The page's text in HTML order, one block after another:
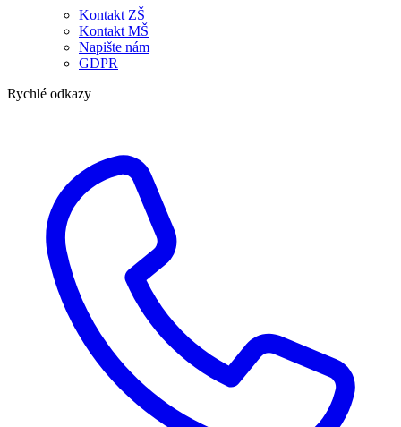
Kontakt ZŠ
Kontakt MŠ
Napište nám
GDPR
Rychlé odkazy